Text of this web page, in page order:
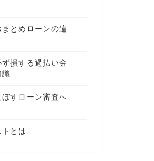
とめローンの違
損する過払い金
識
すローン審査へ
とは